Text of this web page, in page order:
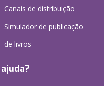
Canais de distribuição
Simulador de publicação
de livros